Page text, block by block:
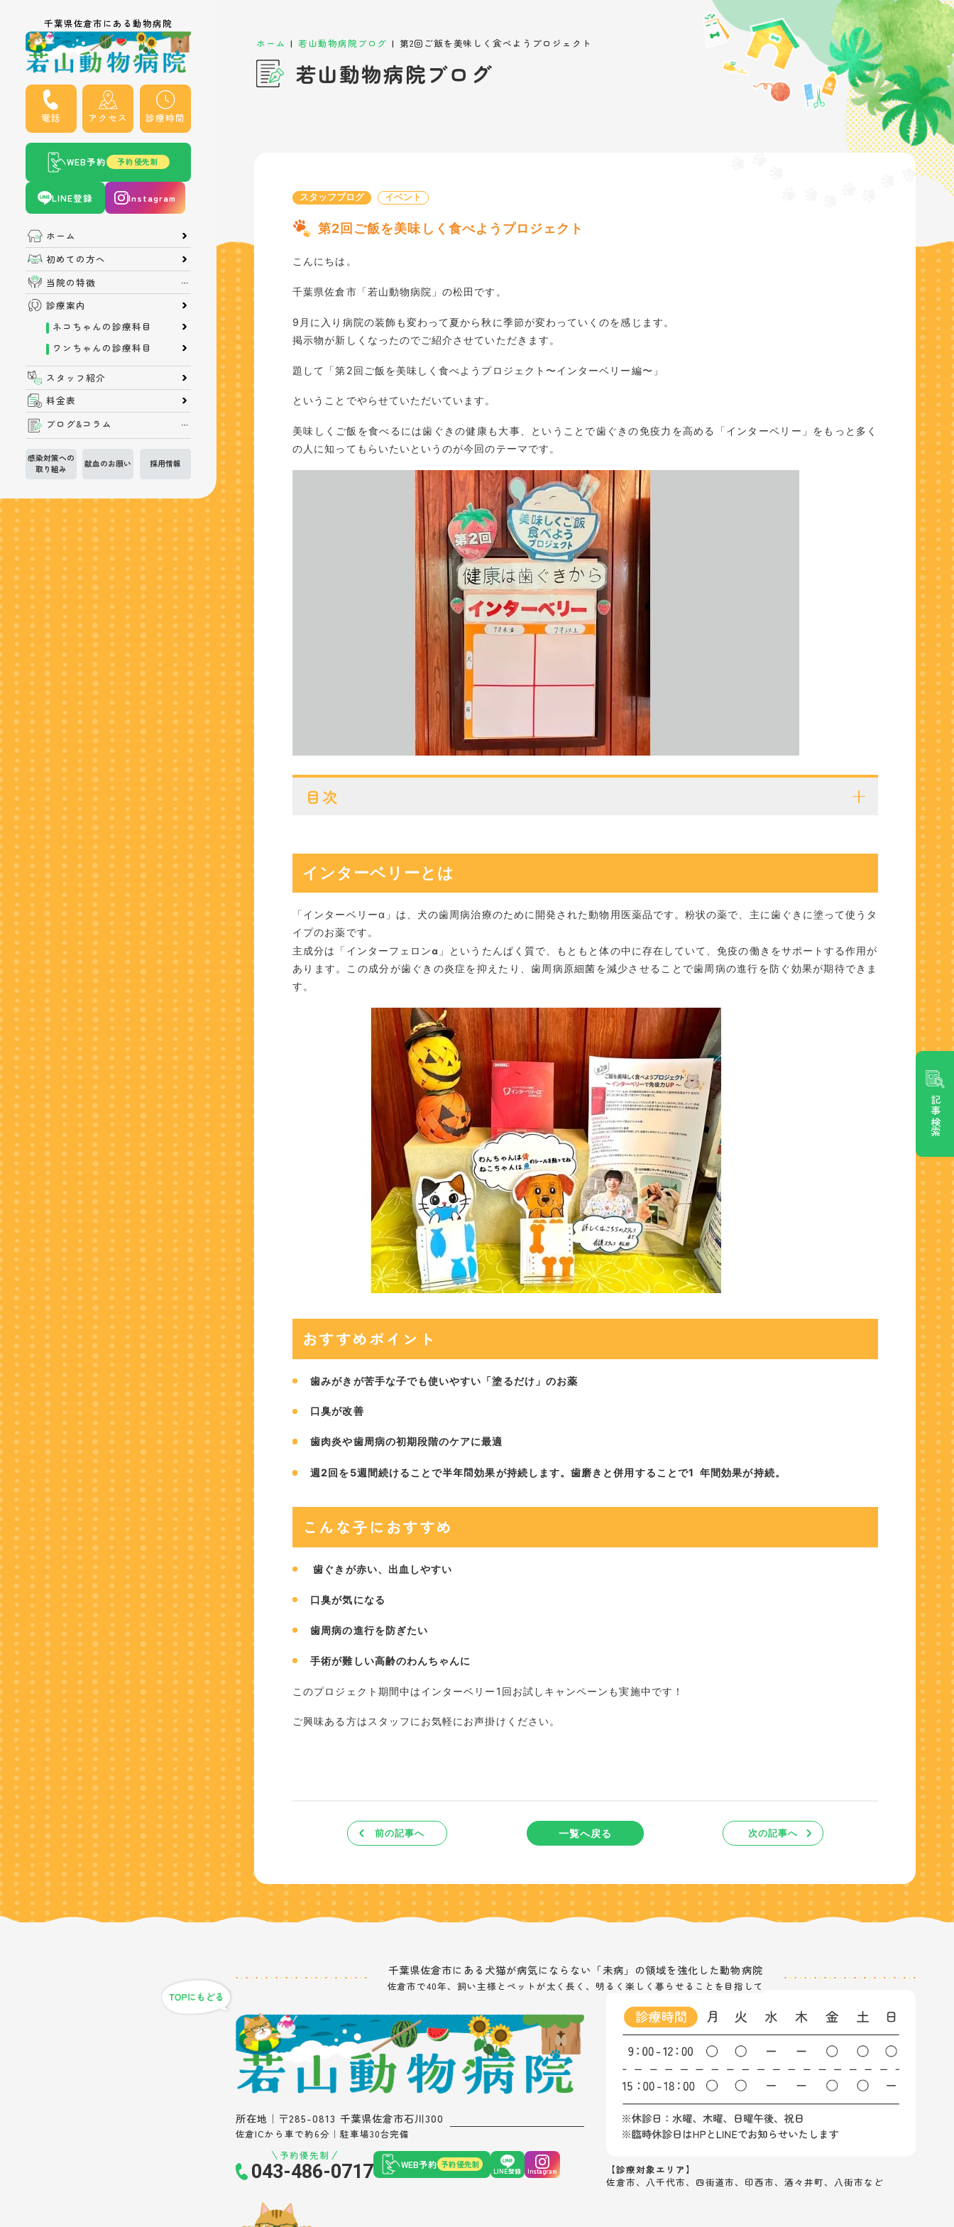
千葉県佐倉市にある動物病院
電話 アクセス 診療時間
WEB予約 予約優先制
LINE登録 Instagram
ホーム
初めての方へ
当院の特徴
診療案内
ネコちゃんの診療科目
ワンちゃんの診療科目
スタッフ紹介
料金表
ブログ&コラム
感染対策への
取り組み
献血のお願い 採用情報
ホーム | 若山動物病院ブログ | 第2回ご飯を美味しく食べようプロジェクト
若山動物病院ブログ
記事検索
スタッフブログ イベント
第2回ご飯を美味しく食べようプロジェクト
こんにちは。
千葉県佐倉市「若山動物病院」の松田です。
9月に入り病院の装飾も変わって夏から秋に季節が変わっていくのを感じます。
掲示物が新しくなったのでご紹介させていただきます。
題して「第2回ご飯を美味しく食べようプロジェクト〜インターベリー編〜」
ということでやらせていただいています。
美味しくご飯を食べるには歯ぐきの健康も大事、ということで歯ぐきの免疫力を高める「インターベリー」をもっと多く
の人に知ってもらいたいというのが今回のテーマです。
目次
おすすめポイント
こんな子におすすめ
インターベリーとは
「インターベリーα」は、犬の歯周病治療のために開発された動物用医薬品です。粉状の薬で、主に歯ぐきに塗って使うタ
イプのお薬です。
主成分は「インターフェロンα 」というたんぱく質で、もともと体の中に存在していて、免疫の働きをサポートする作用が
あります。この成分が歯ぐきの炎症を抑えたり、歯周病原細菌を減少させることで歯周病の進行を防ぐ効果が期待できま
す。
おすすめポイント
歯みがきが苦手な子でも使いやすい「塗るだけ」のお薬
口臭が改善
歯肉炎や歯周病の初期段階のケアに最適
週2回を5週間続けることで半年間効果が持続します。歯磨きと併用することで1 年間効果が持続。
こんな子におすすめ
歯ぐきが赤い、出血しやすい
口臭が気になる
歯周病の進行を防ぎたい
手術が難しい高齢のわんちゃんに
このプロジェクト期間中はインターベリー1回お試しキャンペーンも実施中です！
ご興味ある方はスタッフにお気軽にお声掛けください。
前の記事へ 一覧へ戻る 次の記事へ
千葉県佐倉市にある犬猫が病気にならない「未病」の領域を強化した動物病院
佐倉市で40年、飼い主様とペットが太く長く、 明るく楽しく暮らせることを目指して
所在地｜〒285-0813 千葉県佐倉市石川300
佐倉ICから車で約6分｜駐車場30台完備
予約優先制
043-486-0717 WEB予約 予約優先制
LINE登録 Instagram
【診療対象エリア】
佐倉市、八千代市、四街道市、印西市、酒々井町、八街市など